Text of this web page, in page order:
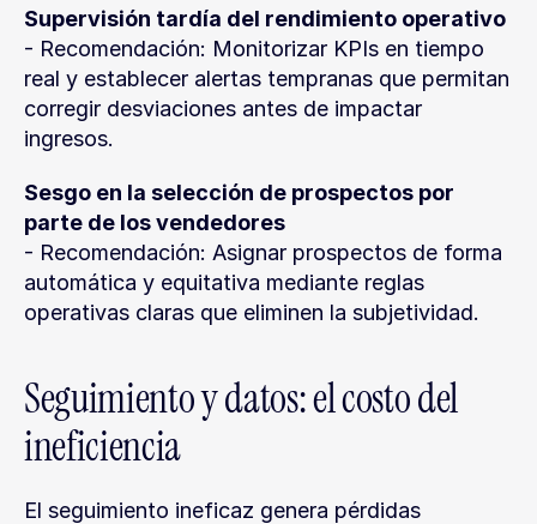
Supervisión tardía del rendimiento operativo
- Recomendación: Monitorizar KPIs en tiempo
real y establecer alertas tempranas que permitan
corregir desviaciones antes de impactar
ingresos.
Sesgo en la selección de prospectos por
parte de los vendedores
- Recomendación: Asignar prospectos de forma
automática y equitativa mediante reglas
operativas claras que eliminen la subjetividad.
Seguimiento y datos: el costo del
ineficiencia
El seguimiento ineficaz genera pérdidas